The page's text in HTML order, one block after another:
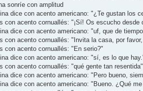
sonríe con amplitud
dice con acento americano: "¿Te gustan los
con acento cornuallés: "¡Sí! Os escucho desde
dice con acento americano: "uf, que de
con acento cornuallés: "Invita la casa, por
con acento cornuallés: "En serio?"
dice con acento americano: "sí, es lo que
con acento cornuallés: "qué gente tan resentida"
dice con acento americano: "Pero bueno,
dice con acento americano: "Bueno. ¿Qué